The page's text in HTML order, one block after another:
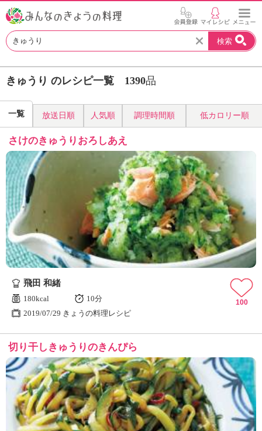
お
い
レ
ピ
見
つ
け
よ
う
。
N
H
K
エ
デ
ュ
ョ
「
み
ん
な
の
き
ょ
検索
きゅうり のレシピ一覧 1390品
一覧 放送日順 人気順 調理時間順 低カロリー順
さけのきゅうりおろしあえ
飛田 和緒
180kcal
10分
2019/07/29 きょうの料理レシピ
100
切り干しきゅうりのきんぴら